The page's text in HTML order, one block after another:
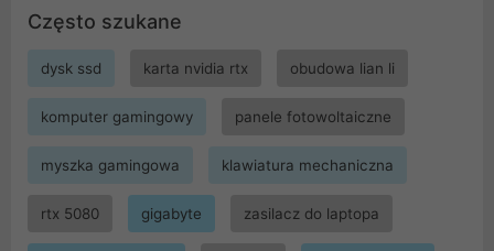
Często szukane
dysk ssd karta nvidia rtx obudowa lian li
komputer gamingowy panele fotowoltaiczne
myszka gamingowa klawiatura mechaniczna
rtx 5080 gigabyte zasilacz do laptopa